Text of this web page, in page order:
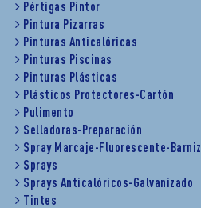
Pértigas Pintor
Pintura Pizarras
Pinturas Anticalóricas
Pinturas Piscinas
Pinturas Plásticas
Plásticos Protectores-Cartón
Pulimento
Selladoras-Preparación
Spray Marcaje-Fluorescente-Barniz
Sprays
Sprays Anticalóricos-Galvanizado
Tintes